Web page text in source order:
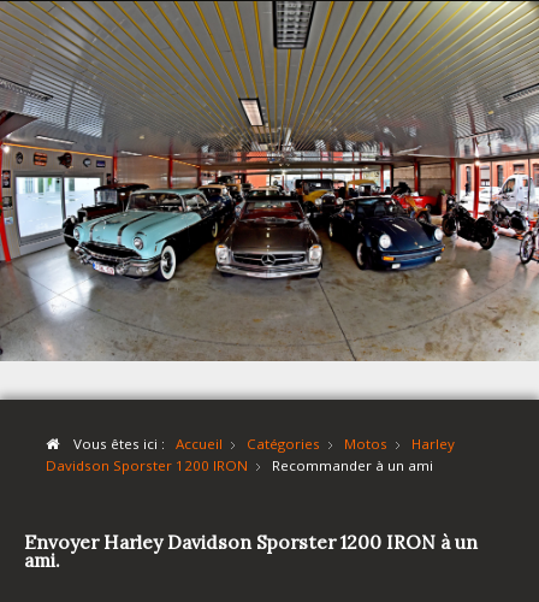
Vous êtes ici : Accueil Catégories Motos
Harley
Davidson Sporster 1200 IRON
Recommander à un ami
Envoyer Harley Davidson Sporster 1200 IRON à un
ami.